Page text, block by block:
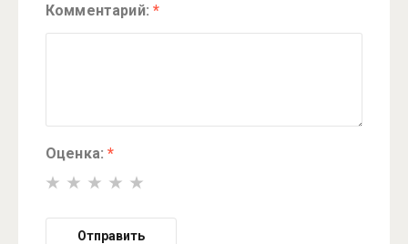
Комментарий:*
Оценка:*
Отправить